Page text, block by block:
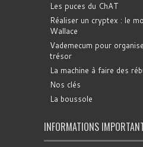
Les puces du ChAT
Réaliser un cryptex : le
Wallace
Vademecum pour
trésor
La machine à faire des
Nos clés
La boussole
INFORMATIONS